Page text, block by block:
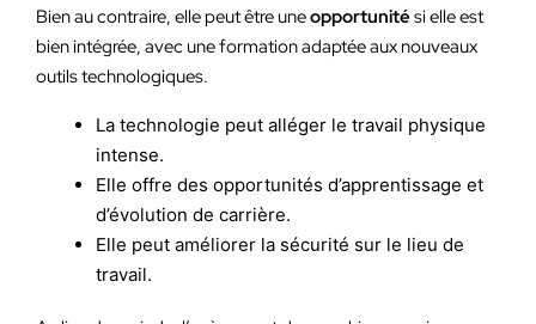
Bien au contraire, elle peut être uneopportunitési elle est
bien intégrée, avec une formation adaptée aux nouveaux
outils technologiques.
La technologie peut alléger le travail physique
intense.
Elle offre des opportunités d’apprentissage et
d’évolution de carrière.
Elle peut améliorer la sécurité sur le lieu de
travail.